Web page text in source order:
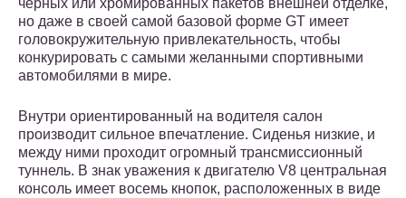
черных или хромированных пакетов внешней отделке,
но даже в своей самой базовой форме GT имеет
головокружительную привлекательность, чтобы
конкурировать с самыми желанными спортивными
автомобилями в мире.
Внутри ориентированный на водителя салон
производит сильное впечатление. Сиденья низкие, и
между ними проходит огромный трансмиссионный
туннель. В знак уважения к двигателю V8 центральная
консоль имеет восемь кнопок, расположенных в виде